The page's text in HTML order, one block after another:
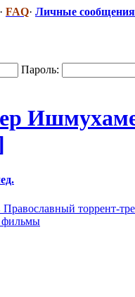
· FAQ· Личные сообщения
Пароль:
торрент-
фильмы